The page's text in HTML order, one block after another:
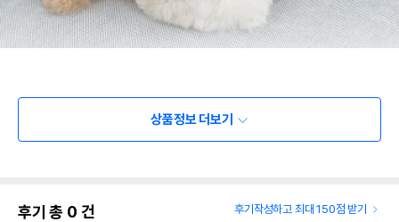
상품정보 더보기
후기 총 0 건 후기작성하고 최대 150점 받기